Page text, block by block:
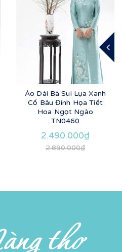
Áo Dài Bà Sui Lụa Xanh
Cổ Bâu Đính Họa Tiết
Hoa Ngọt Ngào
TN0460
2.490.000₫
2.890.000₫